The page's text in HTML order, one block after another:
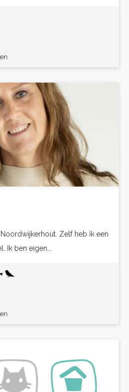
Zelf heb ik een
Ik ben eigen...